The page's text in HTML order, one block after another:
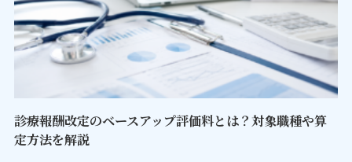
診療報酬改定のベースアップ評価料とは？対象職種や算
定方法を解説